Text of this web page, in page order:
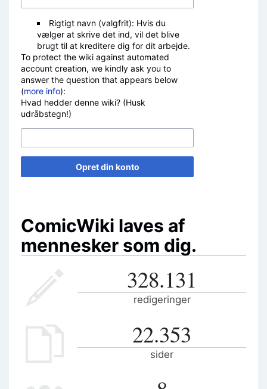
Rigtigt navn (valgfrit): Hvis du
vælger at skrive det ind, vil det blive
brugt til at kreditere dig for dit arbejde.
To protect the wiki against automated
account creation, we kindly ask you to
answer the question that appears below
(more info):
Hvad hedder denne wiki? (Husk
udråbstegn!)
Opret din konto
ComicWiki laves af
mennesker som dig.
328.131
redigeringer
22.353
sider